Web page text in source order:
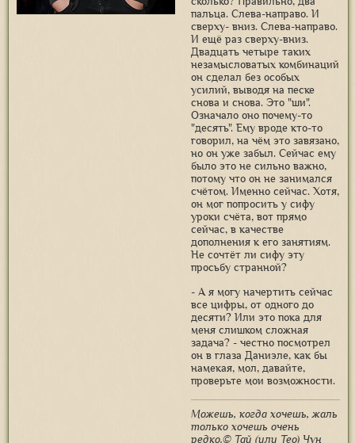
пальца. Слева-направо. И
сверху- вниз. Слева-направо.
И ещё раз сверху-вниз.
Двадцать четыре таких
незамысловатых комбинаций
он сделал без особых
усилий, выводя на песке
снова и снова. Это "ши".
Означало оно почему-то
"десять". Ему вроде кто-то
говорил, на чём это завязано,
но он уже забыл. Сейчас ему
было это не сильно важно,
потому что он не занимался
счётом. Именно сейчас. Хотя,
он мог попросить у сифу
уроки счёта, вот прямо
сейчас, в качестве
дополнения к его занятиям.
Не сочтёт ли сифу эту
просьбу странной?
- А я могу начертить сейчас
все цифры, от одного до
десяти? Или это пока для
меня слишком сложная
задача? - честно посмотрел
он в глаза Даниэле, как бы
намекая, мол, давайте,
проверьте мои возможности.
Можешь, когда хочешь, жаль
только хочешь очень
редко.© Тай (или Тео) Чун